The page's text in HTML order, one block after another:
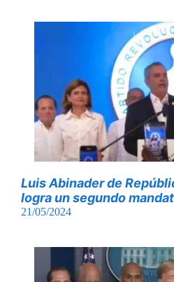
Luis Abinader de
logra un segundo
21/05/2024